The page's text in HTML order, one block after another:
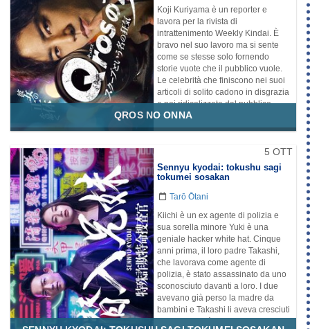
perseguire e ricreare il suo ideale.
Ma un giorno, Mayumi inizia
gradualmente a rendersi conto
della situazione in cui si trova.
Disponibilità:Prime Video
Genere
Fantascienza
Psicologico
Thriller
Koji Kuriyama è un reporter e
lavora per la rivista di
intrattenimento Weekly Kindai. È
bravo nel suo lavoro ma si sente
come se stesse solo fornendo
storie vuote che il pubblico vuole.
Le celebrità che finiscono nei suoi
articoli di solito cadono in disgrazia
e poi ridicolizzate dal pubblico.
Grazie agli scoop di Koji Kuriyama,
le vendite di Weekly Kindai
incontra una donna misteriosa che
appare in uno spot pubblicitario per
il marchio di moda Qros e viene
Thriller
Drammatico Mistero
QROS NO ONNA
5 OTT
Sennyu kyodai: tokushu sagi
tokumei sosakan
Tarō Ōtani
Kiichi è un ex agente di polizia e
sua sorella minore Yuki è una
geniale hacker white hat. Cinque
anni prima, il loro padre Takashi,
che lavorava come agente di
polizia, è stato assassinato da uno
sconosciuto davanti a loro. I due
avevano già perso la madre da
bambini e Takashi li aveva cresciuti